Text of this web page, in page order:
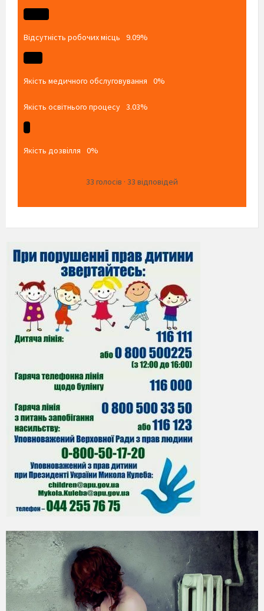
Відсутність робочих місць 9.09%
Якість медичного обслуговування 0%
Якість освітнього процесу 3.03%
Якість дозвілля 0%
33 голосів · 33 відповідей